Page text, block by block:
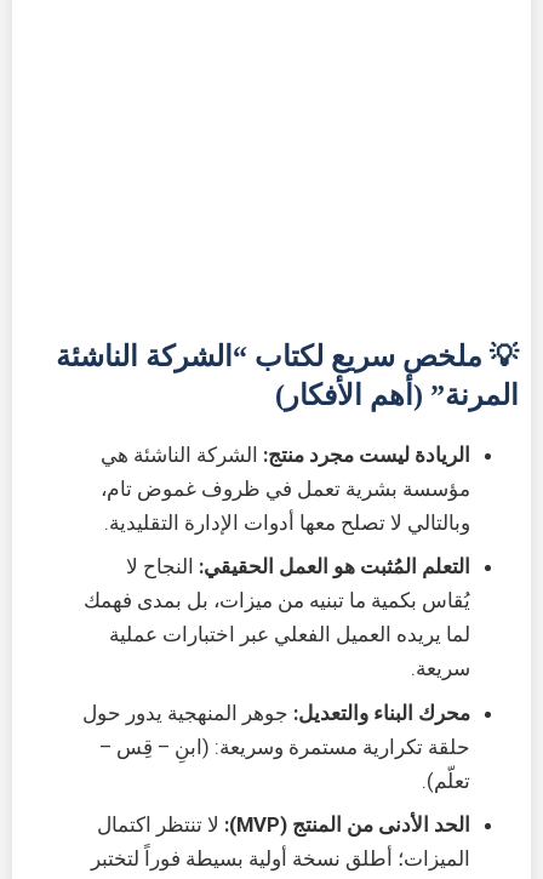
💡 ملخص سريع لكتاب “الشركة الناشئة
المرنة” (أهم الأفكار)
الريادة ليست مجرد منتج: الشركة الناشئة هي
مؤسسة بشرية تعمل في ظروف غموض تام،
وبالتالي لا تصلح معها أدوات الإدارة التقليدية.
التعلم المُثبت هو العمل الحقيقي: النجاح لا
يُقاس بكمية ما تبنيه من ميزات، بل بمدى فهمك
لما يريده العميل الفعلي عبر اختبارات عملية
سريعة.
محرك البناء والتعديل: جوهر المنهجية يدور حول
حلقة تكرارية مستمرة وسريعة: (ابنِ – قِس –
تعلّم).
الحد الأدنى من المنتج (MVP):
لا تنتظر اكتمال
الميزات؛ أطلق نسخة أولية بسيطة فوراً لتختبر